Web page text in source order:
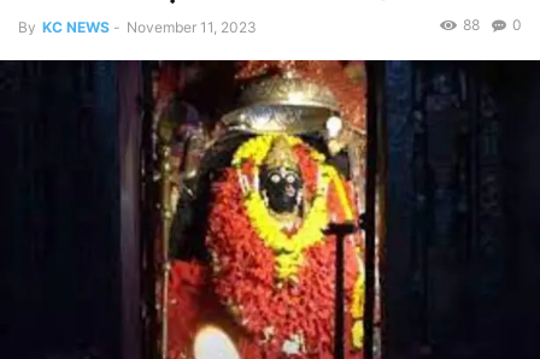
By KC NEWS - November 11, 2023 0
88